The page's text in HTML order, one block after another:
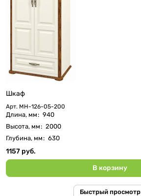
Шкаф
Арт. МН-126-05-200
Длина, мм: 940
Высота, мм: 2000
Глубина, мм: 630
1157 руб.
В корзину
Быстрый просмотр